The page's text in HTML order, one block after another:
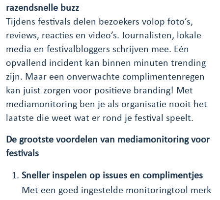
razendsnelle buzz
Tijdens festivals delen bezoekers volop foto’s,
reviews, reacties en video’s. Journalisten, lokale
media en festivalbloggers schrijven mee. Eén
opvallend incident kan binnen minuten trending
zijn. Maar een onverwachte complimentenregen
kan juist zorgen voor positieve branding! Met
mediamonitoring ben je als organisatie nooit het
laatste die weet wat er rond je festival speelt.
De grootste voordelen van mediamonitoring voor
festivals
Sneller inspelen op issues en complimentjes
Met een goed ingestelde monitoringtool merk